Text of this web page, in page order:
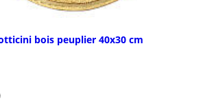
bois peuplier 40x30 cm